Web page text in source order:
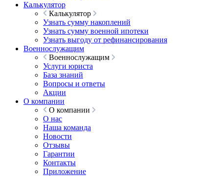
Калькулятор
Калькулятор
Узнать сумму накоплений
Узнать сумму военной ипотеки
Узнать выгоду от рефинансирования
Военнослужащим
Военнослужащим
Услуги юриста
База знаний
Вопросы и ответы
Акции
О компании
О компании
О нас
Наша команда
Новости
Отзывы
Гарантии
Контакты
Приложение